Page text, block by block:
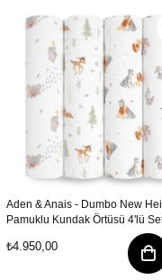
Aden & Anais - Dumbo New
Pamuklu Kundak Örtüsü 4'lü
₺4.950,00